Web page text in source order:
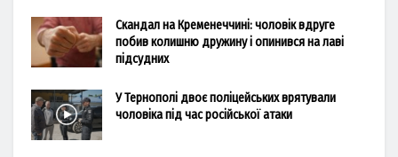
Скандал на Кременеччині: чоловік вдруге
побив колишню дружину і опинився на лаві
підсудних
У Тернополі двоє поліцейських врятували
чоловіка під час російської атаки